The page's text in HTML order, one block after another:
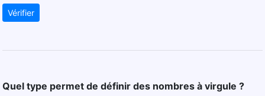
Vérifier
Quel type permet de définir des nombres à virgule ?